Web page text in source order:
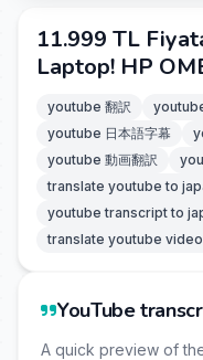
11.999 TL
Laptop! HP
youtube 翻訳
youtube 日本語字幕
youtube 動画翻訳
translate youtube to
youtube transcript to
translate youtube
YouTube
A quick preview of